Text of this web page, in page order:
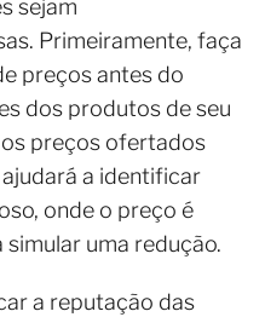
sejam
Primeiramente, faça
preços antes do
dos produtos de seu
preços ofertados
a identificar
onde o preço é
uma redução.
a reputação das